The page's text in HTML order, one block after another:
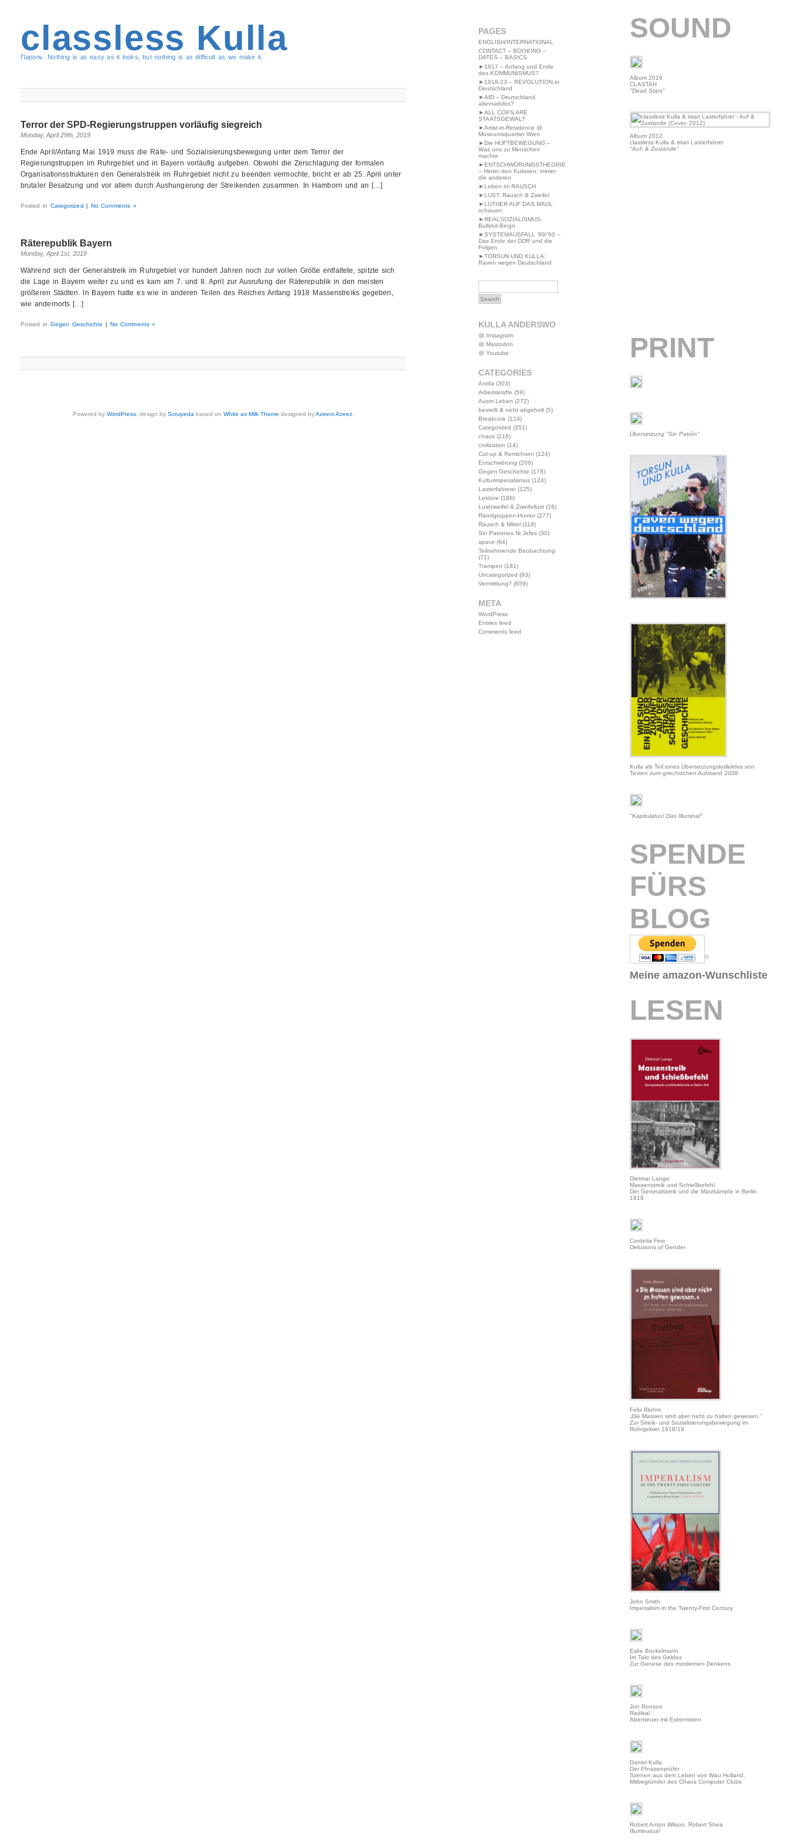
classless Kulla
Пароль: Nothing is as easy as it looks, but nothing is as difficult as we make it.
Terror der SPD-Regierungstruppen vorläufig siegreich
Monday, April 29th, 2019
Ende April/Anfang Mai 1919 muss die Räte- und Sozialisierungsbewegung unter dem Terror der
Regierungstruppen im Ruhrgebiet und in Bayern vorläufig aufgeben. Obwohl die Zerschlagung der formalen
Organisationsstrukturen den Generalstreik im Ruhrgebiet nicht zu beenden vermochte, bricht er ab 25. April unter
brutaler Besatzung und vor allem durch Aushungerung der Streikenden zusammen. In Hamborn und an […]
Posted in Categorized | No Comments »
Räterepublik Bayern
Monday, April 1st, 2019
Während sich der Generalstreik im Ruhrgebiet vor hundert Jahren noch zur vollen Größe entfaltete, spitzte sich
die Lage in Bayern weiter zu und es kam am 7. und 8. April zur Ausrufung der Räterepublik in den meisten
größeren Städten. In Bayern hatte es wie in anderen Teilen des Reiches Anfang 1918 Massenstreiks gegeben,
wie andernorts […]
Posted in Gegen Geschichte | No Comments »
Powered byWordPress , design byScrupeda based onWhite as Milk Theme designed byAzeem Azeez
PAGES
ENGLISH/INTERNATIONAL
CONTACT – BOOKING –
DATES – BASICS
►1917 – Anfang und Ende
des KOMMUNISMUS?
►1918-23 – REVOLUTION in
Deutschland
►AfD – Deutschland
alternativlos?
►ALL COPS ARE
STAATSGEWALT
►Artist-in-Residence @
Museumsquartier Wien
►Die HÜFTBEWEGUNG –
Was uns zu Menschen
machte
►ENTSCHWÖRUNGSTHEORIE
– Hinter den Kulissen: immer
die anderen
►Leben im RAUSCH
►LUST, Rausch & Zweifel
►LUTHER AUF DAS MAUL
schauen:
►REALSOZIALISMUS-
Bullshit-Bingo
►SYSTEMAUSFALL ’89/’90 –
Das Ende der DDR und die
Folgen
►TORSUN UND KULLA:
Raven wegen Deutschland
KULLA ANDERSWO
@ Instagram
@ Mastodon
@ Youtube
CATEGORIES
Antifa (303)
Arbeitskräfte (59)
Ausm Leben (272)
bestellt & nicht abgeholt(5)
Breakcore (124)
Categorized (351)
chaos(216)
civilization (14)
Cut-up & Remichsen (124)
Entschwörung (206)
Gegen Geschichte (178)
Kulturimperialismus(124)
Lasterfahrerei(125)
Lektüre (186)
Lustzweifel & Zweifellust(18)
Randgruppen-Humor(277)
Rausch & Mittel(118)
Sin Patrones Ni Jefes(30)
space (64)
Teilnehmende Beobachtung
(71)
Trampen (181)
Uncategorized (93)
Vermittlung? (659)
META
WordPress
Entries feed
Comments feed
SOUND
Album 2016
CLASTAH
"Dead Stars"
Album 2012
classless Kulla & istari Lasterfahrer
"Auf- & Zustände"
PRINT
Übersetzung "Sin Patrón"
Kulla als Teil eines Übersetzungskollektivs von
Texten zum griechischen Aufstand 2008
"Kapitulatus! Das Illuminal"
SPENDE
FÜRS
BLOG
Meine amazon-Wunschliste
LESEN
Dietmar Lange
Massenstreik und Schießbefehl
Der Generalstreik und die Märzkämpfe in Berlin
1919
Cordelia Fine
Delusions of Gender
Felix Bluhm
„Die Massen sind aber nicht zu halten gewesen.“
Zur Streik- und Sozialisierungsbewegung im
Ruhrgebiet 1918/19
John Smith
Imperialism in the Twenty-First Century
Eske Bockelmann
Im Takt des Geldes
Zur Genese des mordernen Denkens
Jon Ronson
Radikal
Abenteuer mit Extremisten
Daniel Kulla
Der Phrasenprüfer
Szenen aus dem Leben von Wau Holland,
Mitbegründer des Chaos Computer Clubs
Robert Anton Wilson, Robert Shea
Illuminatus!